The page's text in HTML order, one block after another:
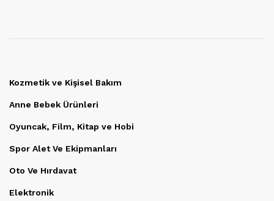
Kozmetik ve Kişisel Bakım
Anne Bebek Ürünleri
Oyuncak, Film, Kitap ve Hobi
Spor Alet Ve Ekipmanları
Oto Ve Hırdavat
Elektronik